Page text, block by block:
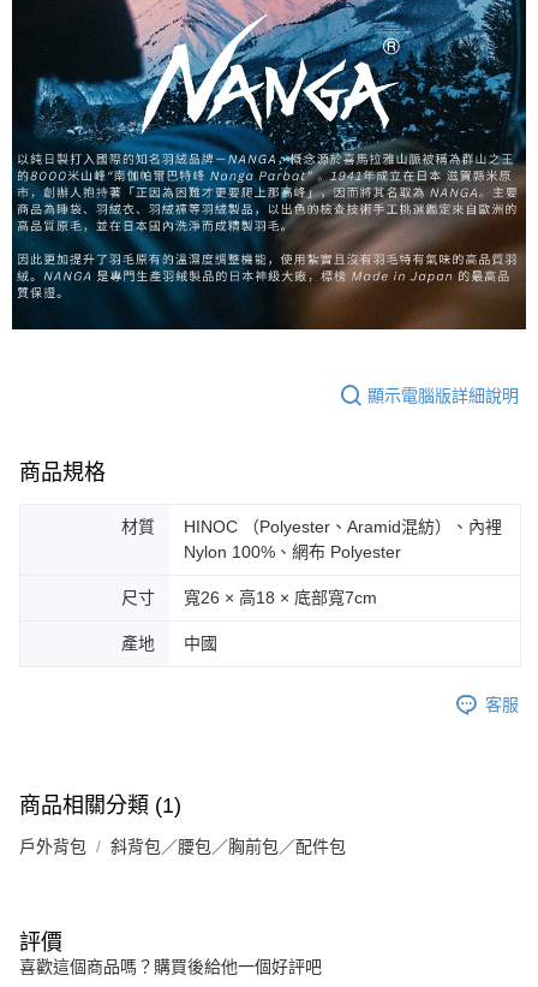
顯示電腦版詳細說明
商品規格
材質
HINOC （Polyester、Aramid混紡）、內裡
Nylon 100%、網布 Polyester
尺寸 寬26 × 高18 × 底部寬7cm
產地 中國
客服
商品相關分類 (1)
戶外背包 斜背包／腰包／胸前包／配件包
評價
喜歡這個商品嗎？購買後給他一個好評吧